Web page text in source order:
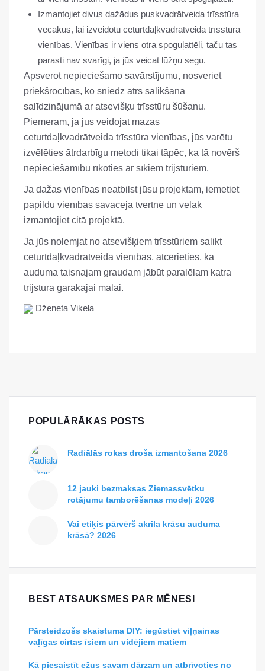
Izmantojiet divus dažādus puskvadrātveida trīsstūra
vecākus, lai izveidotu ceturtdaļkvadrātveida trīsstūra
vienības. Vienības ir viens otra spoguļattēli, taču tas
parasti nav svarīgi, ja jūs veicat lūžņu segu.
Apsverot nepieciešamo savārstījumu, nosveriet
priekšrocības, ko sniedz ātrs salikšana
salīdzinājumā ar atsevišķu trīsstūru šūšanu.
Piemēram, ja jūs veidojāt mazas
ceturtdaļkvadrātveida trīsstūra vienības, jūs varētu
izvēlēties ātrdarbīgu metodi tikai tāpēc, ka tā novērš
nepieciešamību rīkoties ar sīkiem trijstūriem.
Ja dažas vienības neatbilst jūsu projektam, iemetiet
papildu vienības savācēja tvertnē un vēlāk
izmantojiet citā projektā.
Ja jūs nolemjat no atsevišķiem trīsstūriem salikt
ceturtdaļkvadrātveida vienības, atcerieties, ka
auduma taisnajam graudam jābūt paralēlam katra
trijstūra garākajai malai.
Dženeta Vikela
POPULĀRĀKAS POSTS
Radiālās rokas droša izmantošana 2026
12 jauki bezmaksas Ziemassvētku
rotājumu tamborēšanas modeļi 2026
Vai etiķis pārvērš akrila krāsu auduma
krāsā? 2026
BEST ATSAUKSMES PAR MĒNESI
Pārsteidzošs skaistuma DIY: iegūstiet viļņainas
vaļīgas cirtas īsiem un vidējiem matiem
Kā piesaistīt ežus savam dārzam un atbrīvoties no